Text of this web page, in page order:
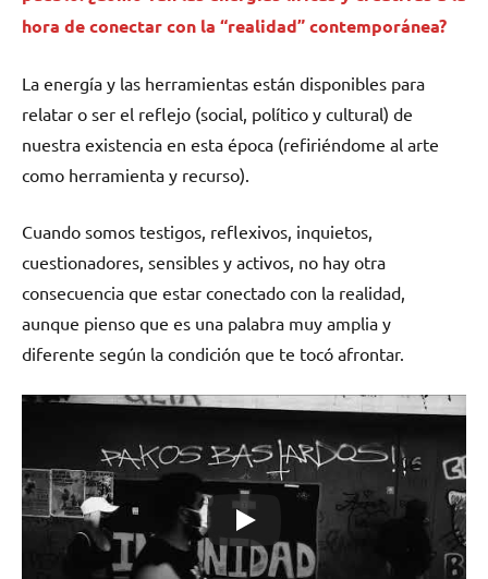
hora de conectar con la “realidad” contemporánea?
La energía y las herramientas están disponibles para
relatar o ser el reflejo (social, político y cultural) de
nuestra existencia en esta época (refiriéndome al arte
como herramienta y recurso).
Cuando somos testigos, reflexivos, inquietos,
cuestionadores, sensibles y activos, no hay otra
consecuencia que estar conectado con la realidad,
aunque pienso que es una palabra muy amplia y
diferente según la condición que te tocó afrontar.